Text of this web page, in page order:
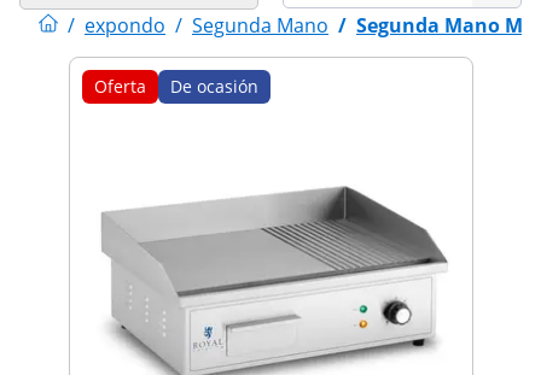
/ expondo / Segunda Mano / Segunda Mano
Oferta De ocasión